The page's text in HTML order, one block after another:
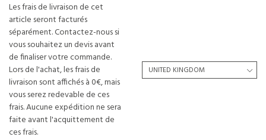
Les frais de livraison de cet
article seront facturés
séparément. Contactez-nous si
vous souhaitez un devis avant
de finaliser votre commande.
Lors de l'achat, les frais de
livraison sont affichés à 0€, mais
vous serez redevable de ces
frais. Aucune expédition ne sera
faite avant l'acquittement de
ces frais.